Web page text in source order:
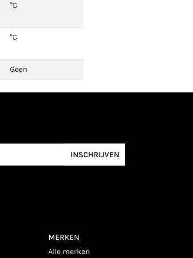
°C
°C
Geen
INSCHRIJVEN
MERKEN
alle merken